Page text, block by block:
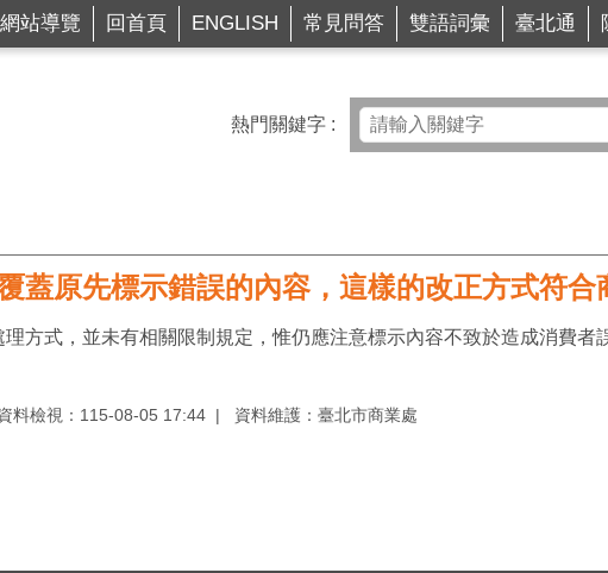
網站導覽 回首頁 ENGLISH 常見問答 雙語詞彙 臺北通
熱門關鍵字
蓋原先標示錯誤的內容，這樣的改正方式符合
方式，並未有相關限制規定，惟仍應注意標示內容不致於造成消費者
料檢視：115-08-05 17:44 資料維護：臺北市商業處